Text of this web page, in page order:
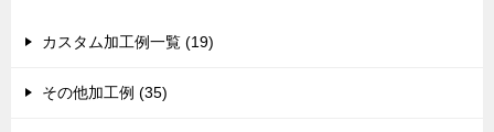
カスタム加工例一覧 (19)
その他加工例 (35)